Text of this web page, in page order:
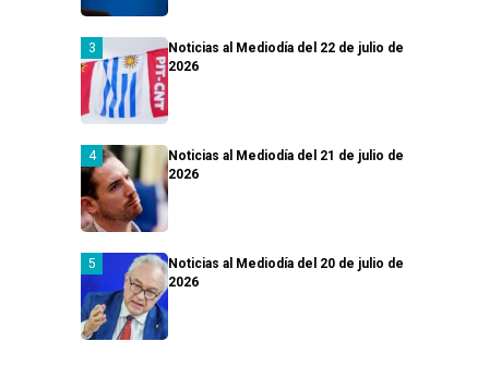
Noticias al Mediodía del 22 de julio de
2026
Noticias al Mediodía del 21 de julio de
2026
Noticias al Mediodía del 20 de julio de
2026